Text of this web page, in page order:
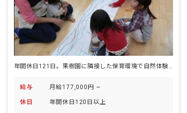
年間休日121日。果樹園に隣接した保育環境で自然体験を担当。
給与 月給177,000円 ~
休日 年間休日120日以上